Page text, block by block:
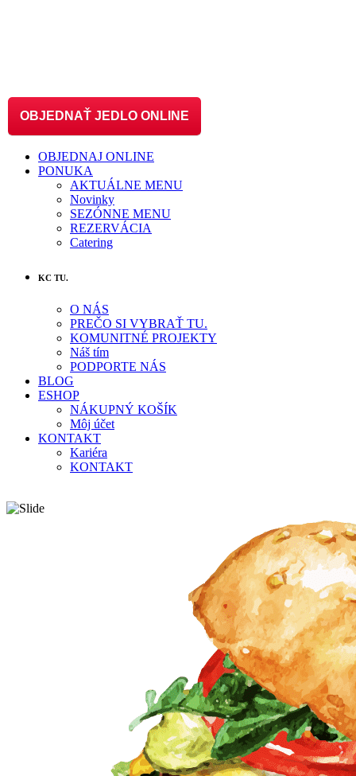
OBJEDNAŤ JEDLO ONLINE
OBJEDNAJ ONLINE
PONUKA
AKTUÁLNE MENU
Novinky
SEZÓNNE MENU
REZERVÁCIA
Catering
KC TU.
O NÁS
PREČO SI VYBRAŤ TU.
KOMUNITNÉ PROJEKTY
Náš tím
PODPORTE NÁS
BLOG
ESHOP
NÁKUPNÝ KOŠÍK
Môj účet
KONTAKT
Kariéra
KONTAKT